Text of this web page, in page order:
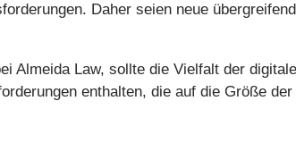
Daher seien neue
Almeida Law, sollte die Vielfalt der
enthalten, die auf die Größe der